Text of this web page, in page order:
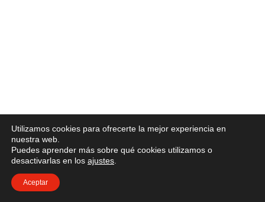
Utilizamos cookies para ofrecerte la mejor experiencia en
nuestra web.
Puedes aprender más sobre qué cookies utilizamos o
desactivarlas en los ajustes
Aceptar